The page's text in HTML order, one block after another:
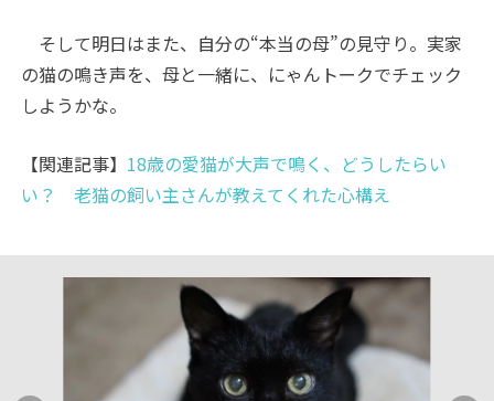
そして明日はまた、自分の“本当の母”の見守り。実家
の猫の鳴き声を、母と一緒に、にゃんトークでチェック
しようかな。
【関連記事】 18歳の愛猫が大声で鳴く、どうしたらい
い？ 老猫の飼い主さんが教えてくれた心構え